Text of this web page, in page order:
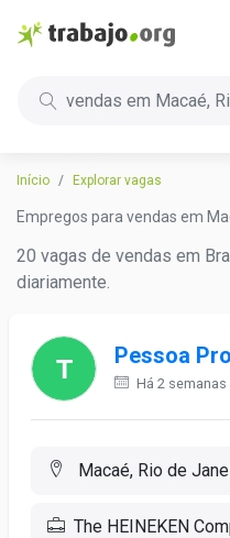
vendas em Macaé,
Início Explorar vagas
Empregos para vendas em
20 vagas de vendas em
diariamente.
Pessoa
Há 2 semanas
Macaé, Rio de
The HEINEKEN